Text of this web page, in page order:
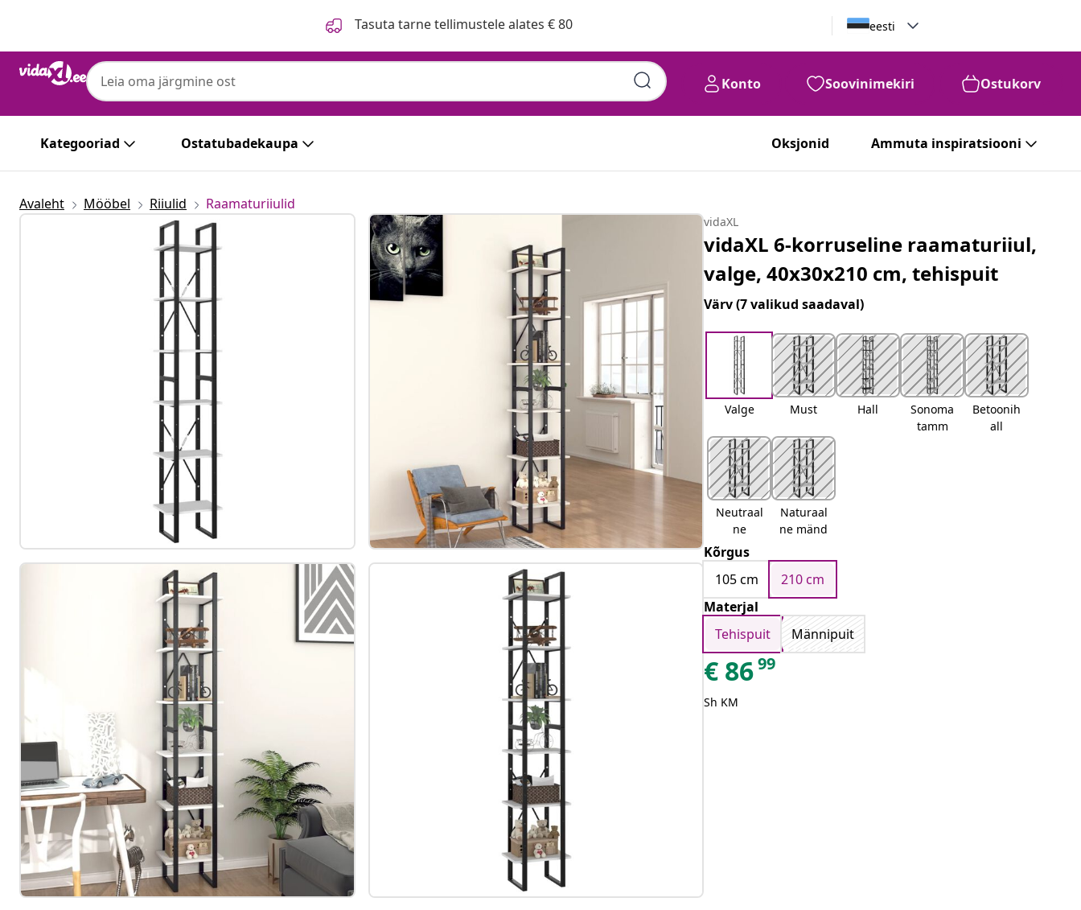
Tasuta tarne tellimustele alates € 80 eesti
Konto Soovinimekiri Ostukorv
Kategooriad Ostatubadekaupa Oksjonid Ammuta inspiratsiooni
Avaleht Mööbel Riiulid Raamaturiiulid
vidaXL
vidaXL 6-korruseline raamaturiiul,
valge, 40x30x210 cm, tehispuit
Värv(7 valikud saadaval)
Valge Must Hall
Sonoma
tamm
Betoonih
all
Neutraal
ne
Naturaal
ne mänd
Kõrgus
105 cm
210 cm
Materjal
Tehispuit
Männipuit
€ 8699
Sh KM